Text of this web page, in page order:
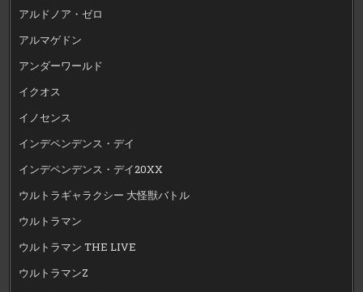
アルドノア・ゼロ
アルマゲドン
アンダーワールド
イクオス
イノセンス
インデペンデンス・デイ
インデペンデンス・デイ20XX
ウルトラギャラクシー 大怪獣バトル
ウルトラマン
ウルトラマン THE LIVE
ウルトラマンZ